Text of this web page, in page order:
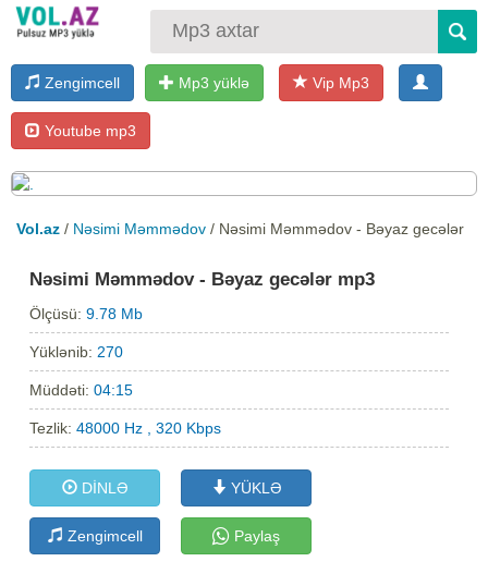
Zengimcell Mp3 yüklə Vip Mp3
Youtube mp3
Vol.az / Nəsimi Məmmədov / Nəsimi Məmmədov - Bəyaz gecələr
Nəsimi Məmmədov - Bəyaz gecələr mp3
Ölçüsü:9.78 Mb
Yüklənib: 270
Müddəti:04:15
Tezlik:48000 Hz , 320 Kbps
DİNLƏ YÜKLƏ
Zengimcell Paylaş